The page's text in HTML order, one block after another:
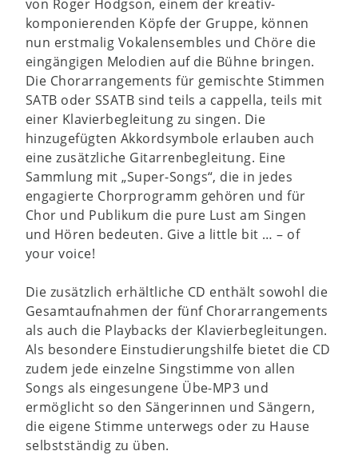
von Roger Hodgson, einem der kreativ-
komponierenden Köpfe der Gruppe, können
nun erstmalig Vokalensembles und Chöre die
eingängigen Melodien auf die Bühne bringen.
Die Chorarrangements für gemischte Stimmen
SATB oder SSATB sind teils a cappella, teils mit
einer Klavierbegleitung zu singen. Die
hinzugefügten Akkordsymbole erlauben auch
eine zusätzliche Gitarrenbegleitung. Eine
Sammlung mit „Super-Songs“, die in jedes
engagierte Chorprogramm gehören und für
Chor und Publikum die pure Lust am Singen
und Hören bedeuten. Give a little bit … – of
your voice!
Die zusätzlich erhältliche CD enthält sowohl die
Gesamtaufnahmen der fünf Chorarrangements
als auch die Playbacks der Klavierbegleitungen.
Als besondere Einstudierungshilfe bietet die CD
zudem jede einzelne Singstimme von allen
Songs als eingesungene Übe-MP3 und
ermöglicht so den Sängerinnen und Sängern,
die eigene Stimme unterwegs oder zu Hause
selbstständig zu üben.